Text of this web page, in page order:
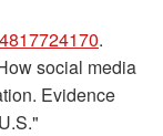
.
social media
Evidence